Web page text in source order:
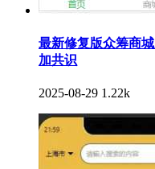
最新修复版众筹商
加共识
2025-08-29 1.22k